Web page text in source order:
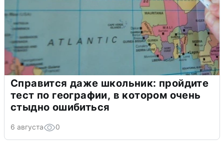
Справится даже школьник: пройдите
тест по географии, в котором очень
стыдно ошибиться
6 августа 0